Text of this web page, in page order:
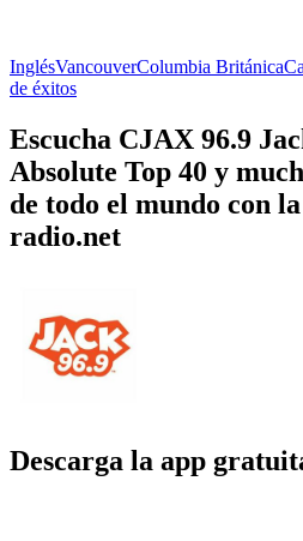
InglésVancouverColumbia Británica
de éxitos
Escucha CJAX 96.9
Absolute Top 40 y
de todo el mundo con
radio.net
Descarga la app